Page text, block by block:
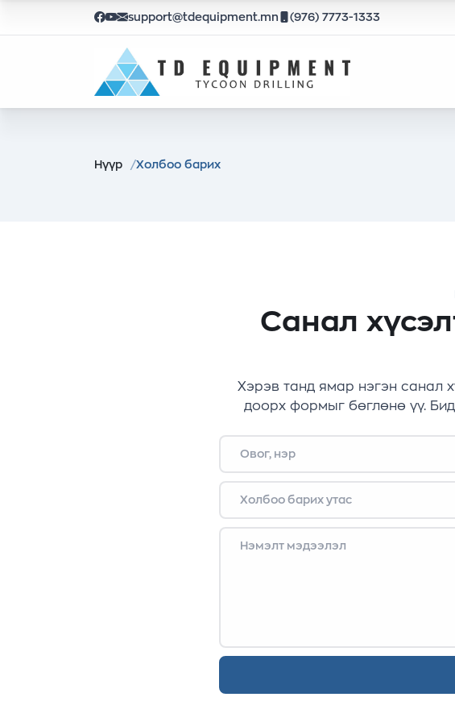
support@tdequipment.mn (976) 7773-1333
Нүүр Холбоо барих
Санал
Хэрэв танд ямар нэгэн санал
доорх формыг бөглөнө үү.